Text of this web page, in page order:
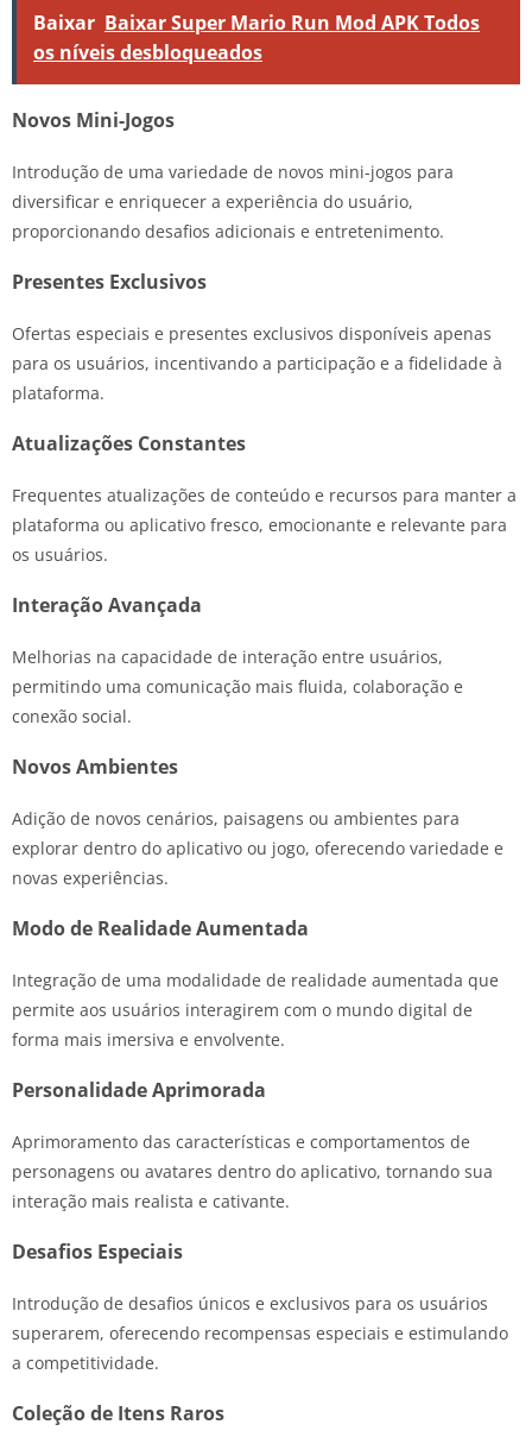
Baixar Baixar Super Mario Run Mod APK Todos
os níveis desbloqueados
Novos Mini-Jogos
Introdução de uma variedade de novos mini-jogos para
diversificar e enriquecer a experiência do usuário,
proporcionando desafios adicionais e entretenimento.
Presentes Exclusivos
Ofertas especiais e presentes exclusivos disponíveis apenas
para os usuários, incentivando a participação e a fidelidade à
plataforma.
Atualizações Constantes
Frequentes atualizações de conteúdo e recursos para manter a
plataforma ou aplicativo fresco, emocionante e relevante para
os usuários.
Interação Avançada
Melhorias na capacidade de interação entre usuários,
permitindo uma comunicação mais fluida, colaboração e
conexão social.
Novos Ambientes
Adição de novos cenários, paisagens ou ambientes para
explorar dentro do aplicativo ou jogo, oferecendo variedade e
novas experiências.
Modo de Realidade Aumentada
Integração de uma modalidade de realidade aumentada que
permite aos usuários interagirem com o mundo digital de
forma mais imersiva e envolvente.
Personalidade Aprimorada
Aprimoramento das características e comportamentos de
personagens ou avatares dentro do aplicativo, tornando sua
interação mais realista e cativante.
Desafios Especiais
Introdução de desafios únicos e exclusivos para os usuários
superarem, oferecendo recompensas especiais e estimulando
a competitividade.
Coleção de Itens Raros